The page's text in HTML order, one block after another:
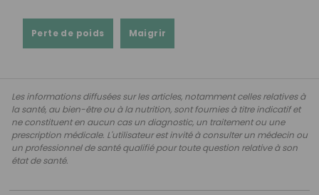
Perte de poids Maigrir
Les informations diffusées sur les articles, notamment celles relatives à
la santé, au bien-être ou à la nutrition, sont fournies à titre indicatif et
ne constituent en aucun cas un diagnostic, un traitement ou une
prescription médicale. L'utilisateur est invité à consulter un médecin ou
un professionnel de santé qualifié pour toute question relative à son
état de santé.